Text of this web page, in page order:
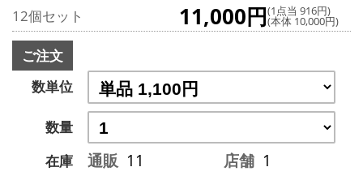
12個セット 11,000円(1点当 916円)
(本体 10,000円)
ご注文
数単位
数量
在庫
通販 11 店舗 1